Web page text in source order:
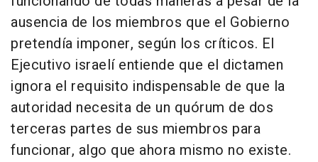
ausencia de los miembros que el Gobierno
pretendía imponer, según los críticos. El
Ejecutivo israelí entiende que el dictamen
ignora el requisito indispensable de que la
autoridad necesita de un quórum de dos
terceras partes de sus miembros para
funcionar, algo que ahora mismo no existe.